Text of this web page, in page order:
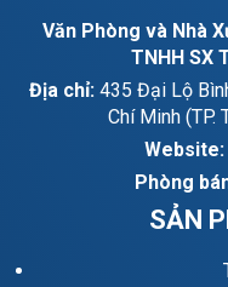
Văn Phòng và Nhà
TNHH SX
Địa chỉ: 435 Đại Lộ
Chí Minh (TP.
Website:
Phòng
SẢN